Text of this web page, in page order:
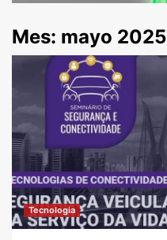
Mes: mayo 2025
Tecnologia